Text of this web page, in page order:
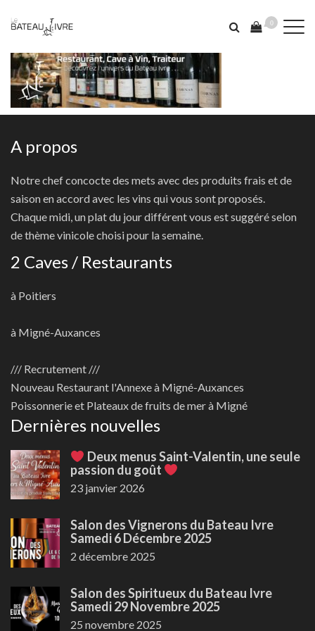
0
A propos
Notre chef concocte des mets avec des produits frais et de
saison en accord avec les vins qui vous sont proposés.
Chaque midi, un plat du jour différent vous est suggéré selon
de thème vinicole choisi pour la semaine.
2 Caves / Restaurants
à Poitiers
à Migné-Auxances
/// Recrutement ///
Nouveau Restaurant l'Annexe à Migné-Auxances
Poissonnerie et Plateaux de fruits de mer à Migné
Dernières nouvelles
Deux menus Saint-Valentin, une seule
passion du goût
23 janvier 2026
Salon des Vignerons du Bateau Ivre
Samedi 6 Décembre 2025
2 décembre 2025
Salon des Spiritueux du Bateau Ivre
Samedi 29 Novembre 2025
25 novembre 2025